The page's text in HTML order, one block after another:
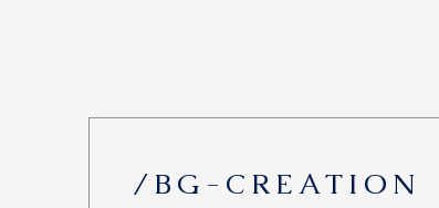
/BG-CREATION